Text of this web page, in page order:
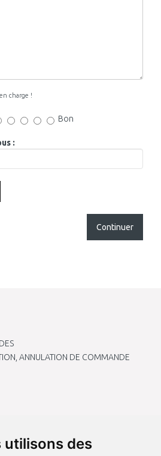
utilisons des
charge !
Bon
:
Continuer
ANNULATION DE COMMANDE